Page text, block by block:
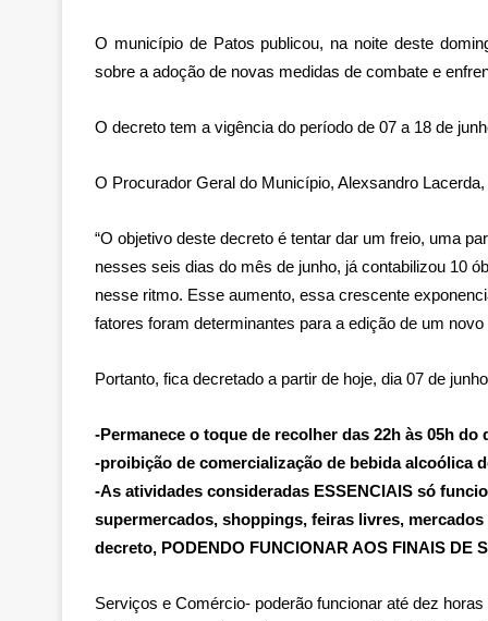
O município de Patos publicou, na noite deste
sobre a adoção de novas medidas de combate e
O decreto tem a vigência do período de 07 a 18 de
O Procurador Geral do Município, Alexsandro
“O objetivo deste decreto é tentar dar um freio, uma
nesses seis dias do mês de junho, já contabilizou 10
nesse ritmo. Esse aumento, essa crescente
fatores foram determinantes para a edição de um
Portanto, fica decretado a partir de hoje, dia 07 de
-Permanece o toque de recolher das 22h às 05h do
-proibição de comercialização de bebida alcoólica
-As atividades consideradas ESSENCIAIS só
supermercados, shoppings, feiras livres,
decreto, PODENDO FUNCIONAR AOS FINAIS DE
Serviços e Comércio- poderão funcionar até dez